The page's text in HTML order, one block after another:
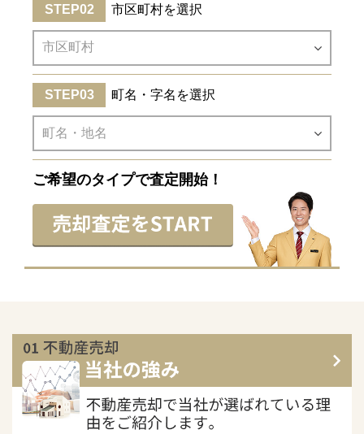
市区町村を選択
町名・字名を選択
ご希望のタイプで査定開始！